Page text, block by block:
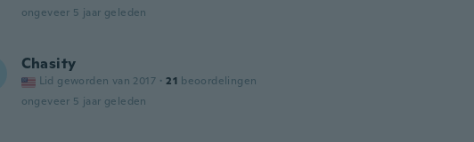
ongeveer 5 jaar geleden
Chasity
Lid geworden van 2017 · 21 beoordelingen
ongeveer 5 jaar geleden